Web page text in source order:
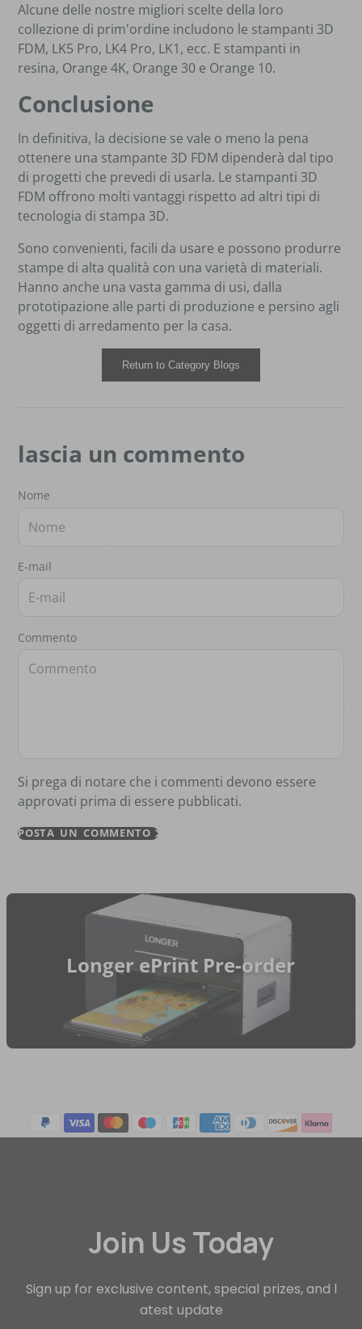
Alcune delle nostre migliori scelte della loro
collezione di prim'ordine includono le stampanti 3D
FDM, LK5 Pro, LK4 Pro, LK1, ecc. E stampanti in
resina, Orange 4K, Orange 30 e Orange 10.
Conclusione
In definitiva, la decisione se vale o meno la pena
ottenere una stampante 3D FDM dipenderà dal tipo
di progetti che prevedi di usarla. Le stampanti 3D
FDM offrono molti vantaggi rispetto ad altri tipi di
tecnologia di stampa 3D.
Sono convenienti, facili da usare e possono produrre
stampe di alta qualità con una varietà di materiali.
Hanno anche una vasta gamma di usi, dalla
prototipazione alle parti di produzione e persino agli
oggetti di arredamento per la casa.
Return to Category Blogs
lascia un commento
Nome
E-mail
Commento
Si prega di notare che i commenti devono essere
approvati prima di essere pubblicati.
POSTA UN COMMENTO
Longer ePrint Pre-order
Join Us Today
Sign up for exclusive content, special prizes, and l
atest update